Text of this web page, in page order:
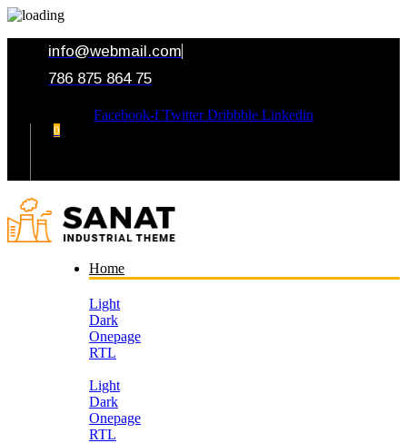
info@webmail.com
786 875 864 75
Facebook-f Twitter Dribbble Linkedin
0
Home
Light
Dark
Onepage
RTL
Light
Dark
Onepage
RTL